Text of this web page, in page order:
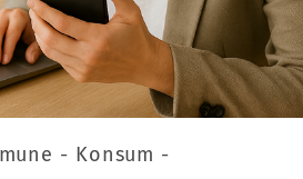
- Konsum -